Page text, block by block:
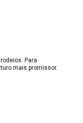
Para
mais promissor.